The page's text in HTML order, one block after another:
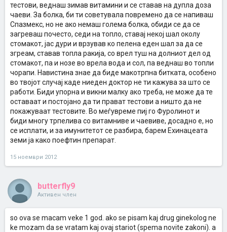
тестови, веднаш зимав витамини и се ставав на дупла доза
чаеви. За болка, би ти советувала повремено да се напиваш
Спазмекс, но не ако немаш голема болка, обиди се да се
загреваш почесто, седи на топло, ставај некој шал околу
стомакот, јас дури и врзував ко пелена еден шал за да се
згреам, ставав топла ракија, со врел туш на долниот дел од
стомакот, па и нозе во врела вода и сол, па веднаш во топли
чорапи. Навистина знае да биде макотрпна битката, особено
во твојот случај каде ниеден доктор не ти кажува за што се
работи. Биди упорна и викни малку ако треба, не може да те
оставаат и постојано да ти прават тестови а ништо да не
покажуваат тестовите. Во меѓувреме пиј го Фуролинот и
биди многу трпелива со витамниве и чаевиве, досадно е, но
се исплати, и за имунитетот се разбира, барем Ехинацеата
земи ја како поефтин препарат.
15 ноември 2012
butterfly9
Активен член
so ova se macam veke 1 god. ako se pisam kaj drug ginekolog ne
ke mozam da se vratam kaj ovaj stariot (spema novite zakoni). a